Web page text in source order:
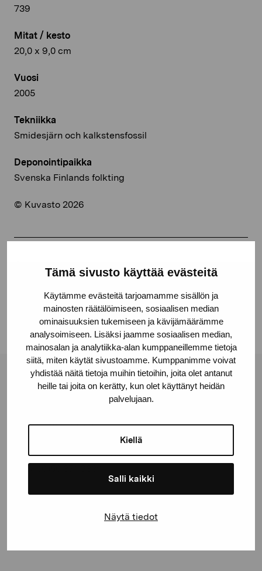
Tämä sivusto käyttää evästeitä
Käytämme evästeitä tarjoamamme sisällön ja
mainosten räätälöimiseen, sosiaalisen median
ominaisuuksien tukemiseen ja kävijämäärämme
analysoimiseen. Lisäksi jaamme sosiaalisen median,
mainosalan ja analytiikka-alan kumppaneillemme tietoja
siitä, miten käytät sivustoamme. Kumppanimme voivat
yhdistää näitä tietoja muihin tietoihin, joita olet antanut
heille tai joita on kerätty, kun olet käyttänyt heidän
palvelujaan.
Kiellä
Salli kaikki
Näytä tiedot
739
Mitat / kesto
20,0 x 9,0 cm
Vuosi
2005
Tekniikka
Smidesjärn och kalkstensfossil
Deponointipaikka
Svenska Finlands folkting
© Kuvasto 2026
Linkedin
Pro Artibus -säätiö
Kustaa Vaasan katu 11
proartibus@proartibus.fi